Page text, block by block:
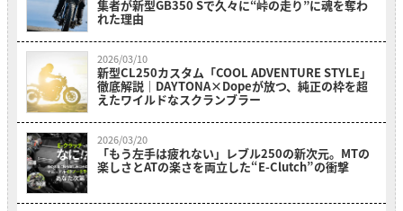
集者が新型GB350 Sで久々に“峠の走り”に魂を奪わ
れた理由
2026/03/10
新型CL250カスタム「COOL ADVENTURE STYLE」
徹底解説｜DAYTONA×Dopeが放つ、純正の枠を超
えたワイルドなスクランブラー
2026/03/20
「もう左手は疲れない」レブル250の新次元。MTの
楽しさとATの楽さを両立した“E-Clutch”の衝撃